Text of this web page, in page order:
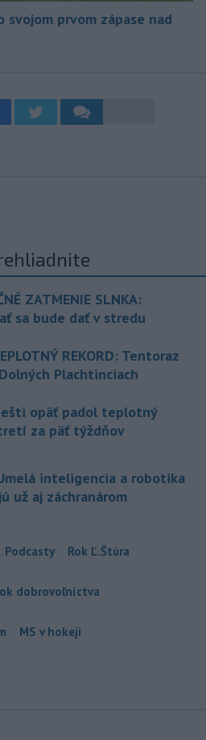
prvom zápase nad
ZATMENIE SLNKA:
sa bude dať v stredu
REKORD: Tentoraz
Plachtinciach
opäť padol teplotný
za päť týždňov
inteligencia a robotika
už aj záchranárom
Podcasty Rok Ľ.Štúra
dobrovoľníctva
MS v hokeji